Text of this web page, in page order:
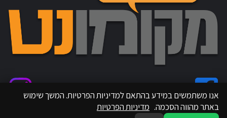
אנו משתמשים במידע בהתאם למדיניות הפרטיות. המשך שימוש
באתר מהווה הסכמה. מדיניות הפרטיות